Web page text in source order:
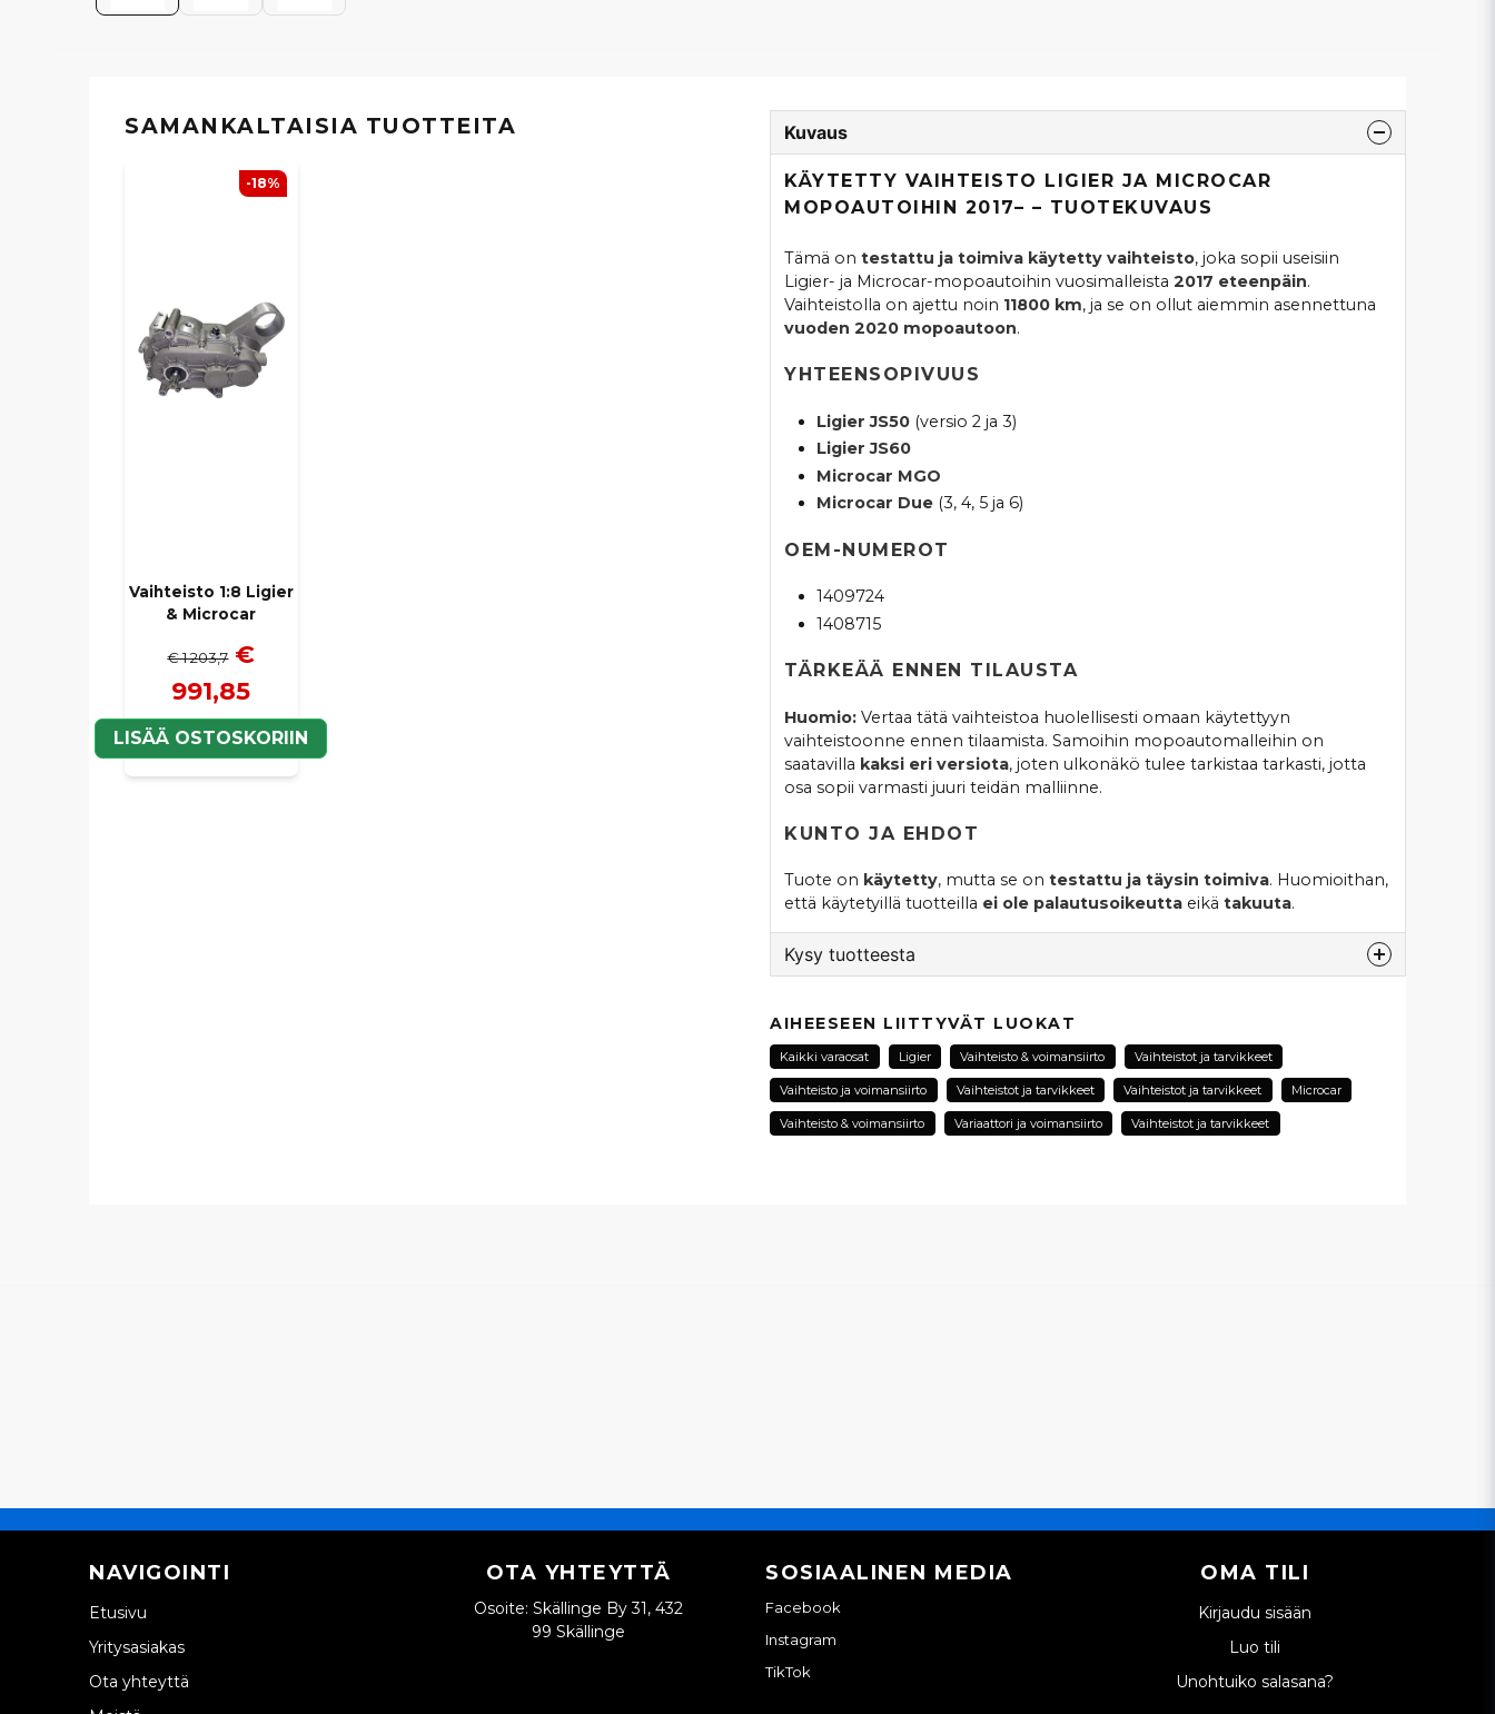
SAMANKALTAISIA ​​TUOTTEITA
Vaihteisto 1:8 Ligier
& Microcar
€ 1 203,7 €
991,85
LISÄÄ OSTOSKORIIN
-18%
Kuvaus
KÄYTETTY VAIHTEISTO LIGIER JA MICROCAR
MOPOAUTOIHIN 2017– – TUOTEKUVAUS
Tämä on testattu ja toimiva käytetty vaihteisto, joka sopii useisiin
Ligier- ja Microcar-mopoautoihin vuosimalleista 2017 eteenpäin.
Vaihteistolla on ajettu noin 11800 km, ja se on ollut aiemmin asennettuna
vuoden 2020 mopoautoon.
YHTEENSOPIVUUS
Ligier JS50(versio 2 ja 3)
Ligier JS60
Microcar MGO
Microcar Due(3, 4, 5 ja 6)
OEM-NUMEROT
1409724
1408715
TÄRKEÄÄ ENNEN TILAUSTA
Huomio: Vertaa tätä vaihteistoa huolellisesti omaan käytettyyn
vaihteistoonne ennen tilaamista. Samoihin mopoautomalleihin on
saatavilla kaksi eri versiota, joten ulkonäkö tulee tarkistaa tarkasti, jotta
osa sopii varmasti juuri teidän malliinne.
KUNTO JA EHDOT
Tuote on käytetty, mutta se on testattu ja täysin toimiva. Huomioithan,
että käytetyillä tuotteilla ei ole palautusoikeutta eikä takuuta.
Kysy tuotteesta
Kysy meiltä tästä tuotteesta...
name
Nimi email
Sähköpostiosoite
AIHEESEEN LIITTYVÄT LUOKAT
Kaikki varaosat Ligier Vaihteisto & voimansiirto Vaihteistot ja tarvikkeet
Vaihteisto ja voimansiirto Vaihteistot ja tarvikkeet Vaihteistot ja tarvikkeet Microcar
Vaihteisto & voimansiirto Variaattori ja voimansiirto Vaihteistot ja tarvikkeet
NAVIGOINTI
Etusivu
Yritysasiakas
Ota yhteyttä
OTA YHTEYTTÄ
Osoite: Skällinge By 31, 432
99 Skällinge
SOSIAALINEN MEDIA
Facebook
Instagram
TikTok
OMA TILI
Kirjaudu sisään
Luo tili
Unohtuiko salasana?